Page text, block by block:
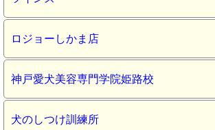
ロジョーしかま店
神戸愛犬美容専門学院姫路校
犬のしつけ訓練所